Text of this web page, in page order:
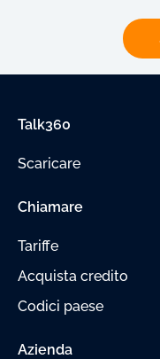
Talk360
Scaricare
Chiamare
Tariffe
Acquista credito
Codici paese
Azienda